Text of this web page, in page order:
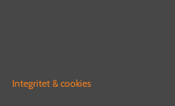
Integritet & cookies